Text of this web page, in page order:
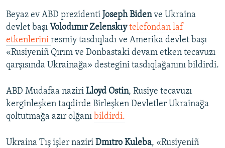
Beyaz ev ABD prezidenti Joseph Bidenve Ukraina
devlet başı Volodımır Zelenskıytelefondan laf
etkenlerini resmiy tasdıqladı ve Amerika devlet başı
«Rusiyeniñ Qırım ve Donbastaki devam etken tecavuzı
qarşısında Ukrainağa» destegini tasdıqlağanını bildirdi.
ABD Mudafaa naziri Lloyd Ostin, Rusiye tecavuzı
kerginleşken taqdirde Birleşken Devletler Ukrainağa
qoltutmağa azır olğanı bildirdi.
Ukraina Tış işler naziri Dmıtro Kuleba, «Rusiyeniñ